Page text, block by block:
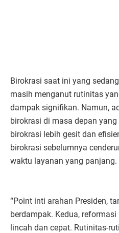
Birokrasi saat ini yang
masih menganut rutinitas
dampak signifikan. Namun,
birokrasi di masa depan
birokrasi lebih gesit dan
birokrasi sebelumnya
waktu layanan yang panjang.
“Point inti arahan Presiden,
berdampak. Kedua,
lincah dan cepat. Rutinitas-